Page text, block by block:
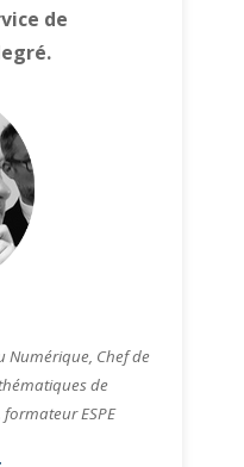
de
Numérique, Chef de
de
ESPE